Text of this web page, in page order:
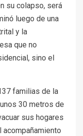
su colapso, será
luego de una
y la
que no
sino el
familias de la
30 metros de
sus hogares